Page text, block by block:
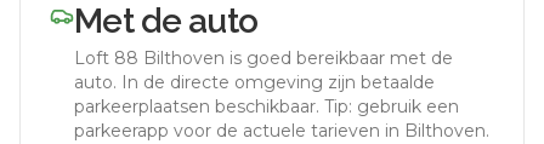
Met de auto
Loft 88 Bilthoven is goed bereikbaar met de
auto. In de directe omgeving zijn betaalde
parkeerplaatsen beschikbaar. Tip: gebruik een
parkeerapp voor de actuele tarieven in Bilthoven.